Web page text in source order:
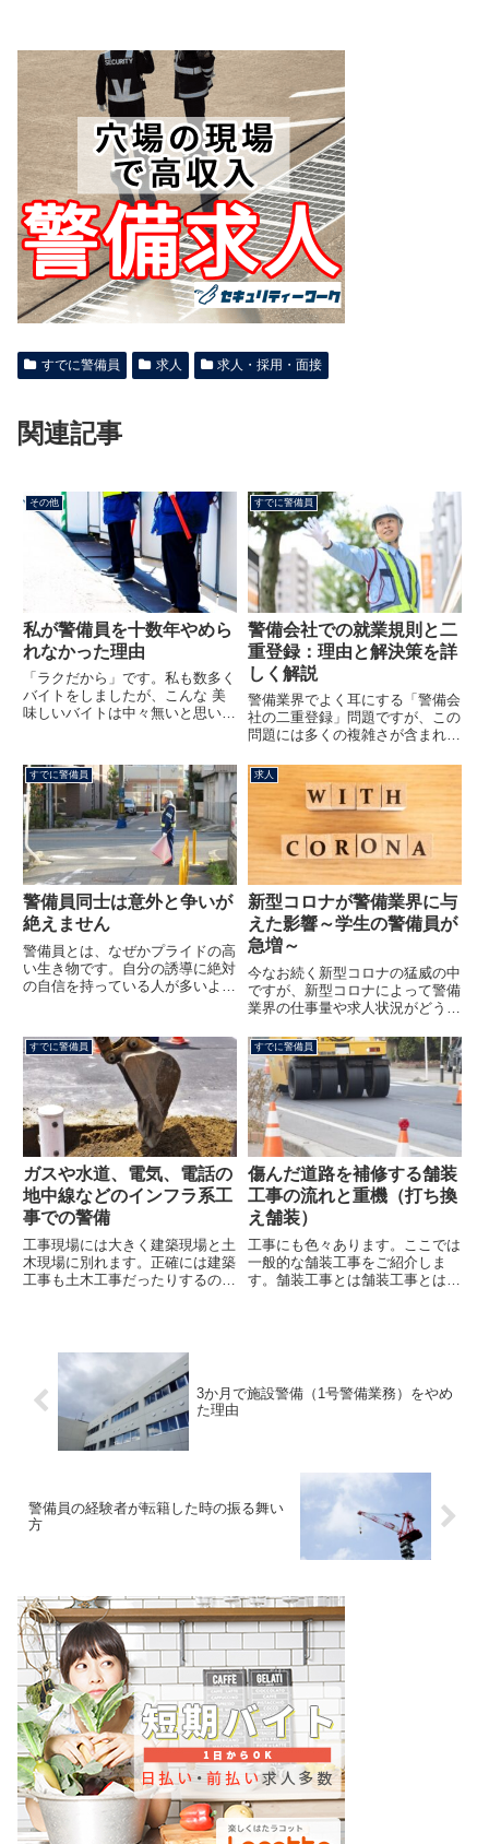
すでに警備員 求人 求人・採用・面接
関連記事
その他
私が警備員を十数年やめら
れなかった理由
「ラクだから」です。私も数多く
バイトをしましたが、こんな 美
味しいバイトは中々無いと思いま
が警備員をやめられなかった理由
は、早く帰れる可能性が高い雨が
降るとお休み立ってるだけ困っ
た...
すでに警備員
警備会社での就業規則と二
重登録：理由と解決策を詳
しく解説
警備業界でよく耳にする「警備会
社の二重登録」問題ですが、この
問題には多くの複雑さが含まれて
の副業は一律に禁止されていない
ものの、二重登録には様々な懸念
が存在します。本記事では、警備
会社がなぜ二重登録を禁止するの
かを理解した上で、警備員が直面
するこれらの問題にどのように対
処すべきかを詳細に掘り下げてい
ます。
すでに警備員
警備員同士は意外と争いが
絶えません
警備員とは、なぜかプライドの高
い生き物です。自分の誘導に絶対
の自信を持っている人が多いよう
部類なのかもしれません。この傾
向は片側交互通行の時に顕著に出
ます。片側交互通行について知
り...
求人
新型コロナが警備業界に与
えた影響～学生の警備員が
急増～
今なお続く新型コロナの猛威の中
ですが、新型コロナによって警備
業界の仕事量や求人状況がどうな
第一次緊急事態宣言時における警
備業界の実態令和２年４月７日、
首都圏に対し緊急事態宣言が発令
されました。これによって飲食
店...
すでに警備員
ガスや水道、電気、電話の
地中線などのインフラ系工
事での警備
工事現場には大きく建築現場と土
木現場に別れます。正確には建築
工事も土木工事だったりするので
路上で作業しなければならない場
合に警備員が派遣されます。警
すでに警備員
傷んだ道路を補修する舗装
工事の流れと重機（打ち換
え舗装）
工事にも色々あります。ここでは
一般的な舗装工事をご紹介しま
す。舗装工事とは舗装工事とは傷
り不...
3か月で施設警備（1号警備業務）をやめ
た理由
警備員の経験者が転籍した時の振る舞い
方